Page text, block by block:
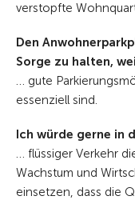
verstopfte
Den
Sorge zu halten,
… gute
essenziell sind.
Ich würde gerne in
… flüssiger Verkehr
Wachstum und
einsetzen, dass die